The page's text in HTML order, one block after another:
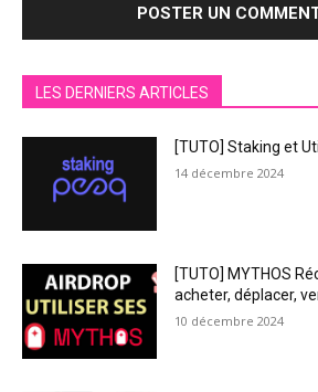
LES DERNIERS ARTICLES
[TUTO] Staking et
14 décembre 2024
[TUTO] MYTHOS
acheter, déplacer,
10 décembre 2024